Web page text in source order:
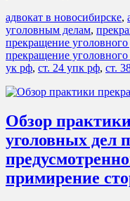
адвокат в новосибирске,
уголовным делам,
прекращение уголовного
прекращение
ук рф, ст. 24 упк рф, ст.
Обзор
уголовных дел
примирение